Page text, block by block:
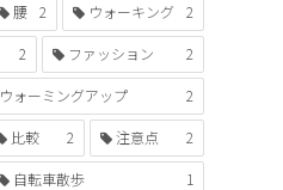
腰 2 ウォーキング 2
2 ファッション 2
ウォーミングアップ 2
比較 2 注意点 2
自転車散歩 1